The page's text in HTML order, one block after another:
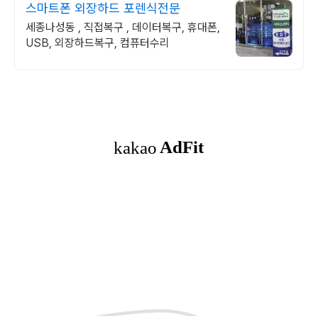
스마트폰 외장하드 포렌식전문
세종나성동 , 직접복구 , 데이터복구, 휴대폰,
USB, 외장하드복구, 컴퓨터수리